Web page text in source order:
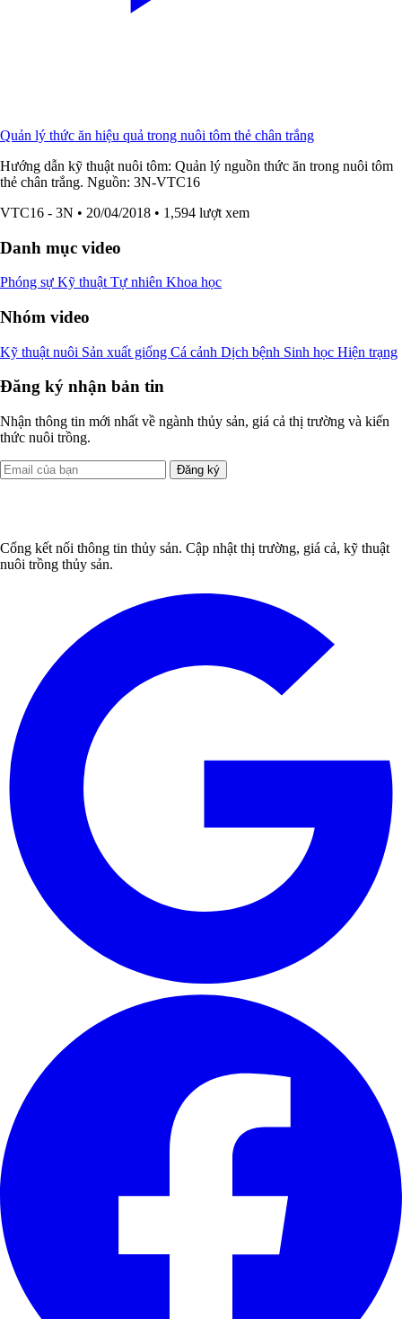
Quản lý thức ăn hiệu quả trong nuôi tôm thẻ chân trắng
Hướng dẫn kỹ thuật nuôi tôm: Quản lý nguồn thức ăn trong nuôi tôm
thẻ chân trắng. Nguồn: 3N-VTC16
VTC16 - 3N • 20/04/2018 • 1,594 lượt xem
Danh mục video
Phóng sự Kỹ thuật Tự nhiên Khoa học
Nhóm video
Kỹ thuật nuôi Sản xuất giống Cá cảnh Dịch bệnh Sinh học Hiện trạng
Đăng ký nhận bản tin
Nhận thông tin mới nhất về ngành thủy sản, giá cả thị trường và kiến
thức nuôi trồng.
Đăng ký
Cổng kết nối thông tin thủy sản. Cập nhật thị trường, giá cả, kỹ thuật
nuôi trồng thủy sản.